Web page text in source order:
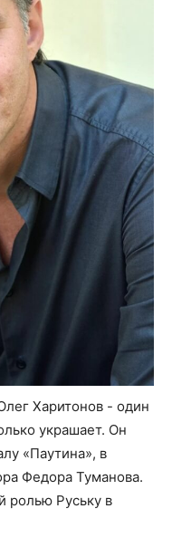
Харитонов - один
украшает. Он
«Паутина», в
Федора Туманова.
ролью Руську в